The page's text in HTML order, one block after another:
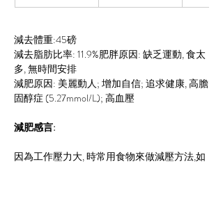
減去體重:45磅
減去脂肪比率: 11.9%肥胖原因: 缺乏運動, 食太
多, 無時間安排
減肥原因: 美麗動人; 增加自信; 追求健康, 高膽
固醇症 (5.27mmol/L); 高血壓
減肥感言:
因為工作壓力大, 時常用食物來做減壓方法,如